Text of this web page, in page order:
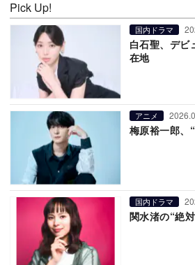
Pick Up!
国内ドラマ
白石聖、デビ
在地
アニメ
梅原裕一郎、
国内ドラマ
関水渚の“絶